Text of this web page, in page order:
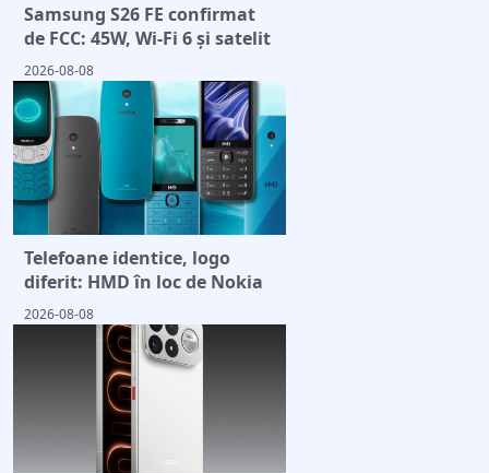
Samsung S26 FE confirmat
de FCC: 45W, Wi-Fi 6 și satelit
2026-08-08
Telefoane identice, logo
diferit: HMD în loc de Nokia
2026-08-08